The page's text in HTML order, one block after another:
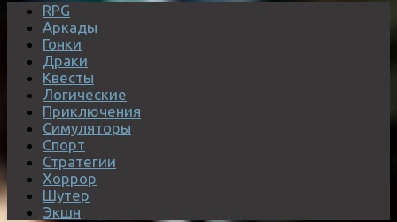
RPG
Аркады
Гонки
Драки
Квесты
Логические
Приключения
Симуляторы
Спорт
Стратегии
Хоррор
Шутер
Экшн